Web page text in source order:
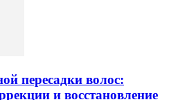
пересадки волос:
и восстановление